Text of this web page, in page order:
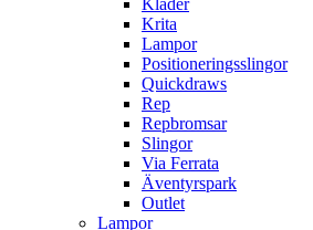
Krita
Lampor
Positioneringsslingor
Quickdraws
Rep
Repbromsar
Slingor
Via Ferrata
Äventyrspark
Outlet
Lampor